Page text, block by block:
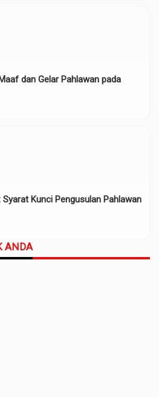
dan Gelar Pahlawan pada
Kunci Pengusulan Pahlawan
ANDA